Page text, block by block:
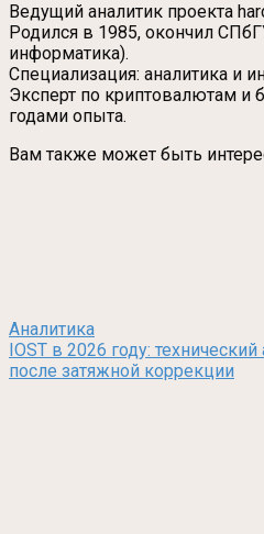
Ведущий аналитик проекта
Родился в 1985, окончил
информатика).
Специализация: аналитика и
Эксперт по криптовалютам и
годами опыта.
Вам также может быть
Аналитика
IOST в 2026 году:
после затяжной коррекции